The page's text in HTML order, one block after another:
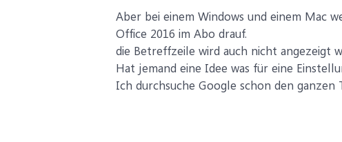
Aber bei einem Windows und einem Mac
Office 2016 im Abo drauf.
die Betreffzeile wird auch nicht angezeigt
Hat jemand eine Idee was für eine
Ich durchsuche Google schon den ganzen